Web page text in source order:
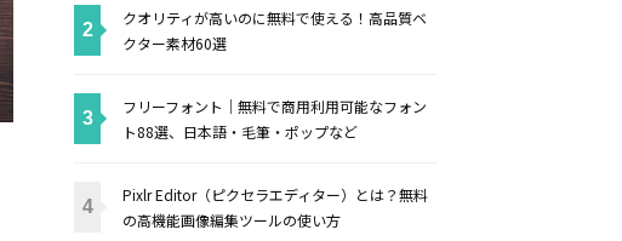
クオリティが高いのに無料で使える！高品質ベ
クター素材60選
フリーフォント｜無料で商用利用可能なフォン
ト88選、日本語・毛筆・ポップなど
Pixlr Editor（ピクセラエディター）とは？無料
の高機能画像編集ツールの使い方